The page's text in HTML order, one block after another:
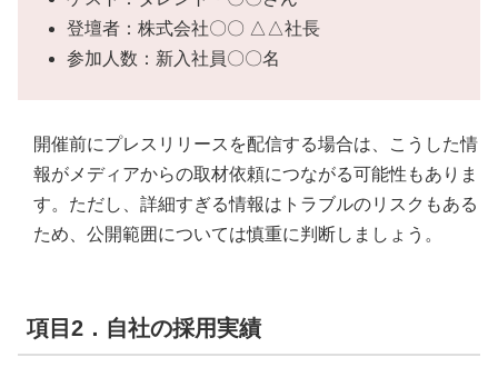
登壇者：株式会社〇〇 △△社長
参加人数：新入社員〇〇名
開催前にプレスリリースを配信する場合は、こうした情
報がメディアからの取材依頼につながる可能性もありま
す。ただし、詳細すぎる情報はトラブルのリスクもある
ため、公開範囲については慎重に判断しましょう。
項目2．自社の採用実績